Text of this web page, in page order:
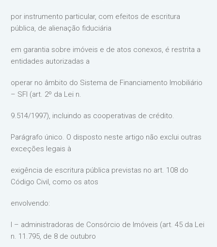
por instrumento particular, com efeitos de escritura
pública, de alienação fiduciária
em garantia sobre imóveis e de atos conexos, é restrita a
entidades autorizadas a
operar no âmbito do Sistema de Financiamento Imobiliário
– SFI (art. 2º da Lei n.
9.514/1997), incluindo as cooperativas de crédito.
Parágrafo único. O disposto neste artigo não exclui outras
exceções legais à
exigência de escritura pública previstas no art. 108 do
Código Civil, como os atos
envolvendo:
I – administradoras de Consórcio de Imóveis (art. 45 da Lei
n. 11.795, de 8 de outubro